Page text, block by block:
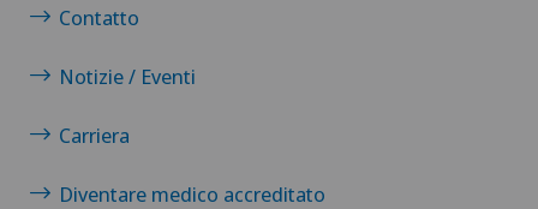
DIAfit – Diabetes and Exercise Program
Disfunzione erettile
Contatto
Notizie / Eventi
Carriera
Diventare medico accreditato